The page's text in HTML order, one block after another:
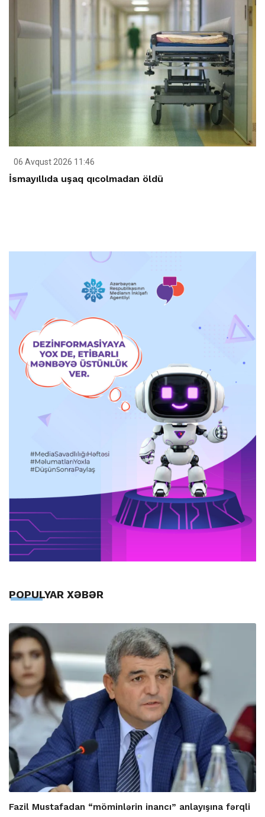
06 Avqust 2026 11:46
İsmayıllıda uşaq qıcolmadan öldü
POPULYAR XƏBƏR
Fazil Mustafadan “möminlərin inancı” anlayışına fərqli